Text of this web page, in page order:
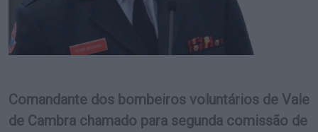
Comandante dos bombeiros voluntários de Vale
de Cambra chamado para segunda comissão de